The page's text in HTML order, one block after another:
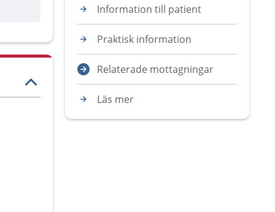
Information till patient
Praktisk information
Relaterade mottagningar
Läs mer